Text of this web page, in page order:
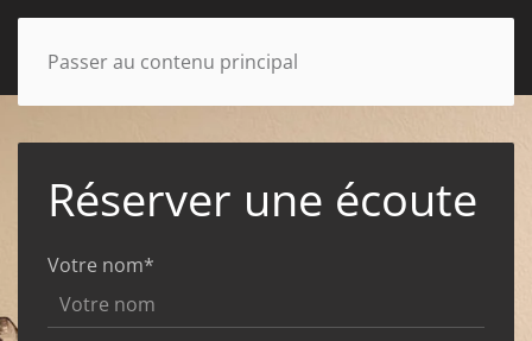
Passer au contenu principal
Réserver une écoute
Votre nom*